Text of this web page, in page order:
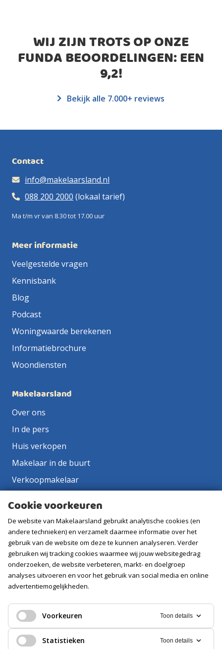
WIJ ZIJN TROTS OP ONZE
FUNDA BEOORDELINGEN: EEN
9,2!
Bekijk alle 7.000+ reviews
Contact
info@makelaarsland.nl
088 200 2000 (lokaal tarief)
Ma t/m vr van 8.30 tot 17.00 uur
Meer informatie
Veelgestelde vragen
Kennisbank
Blog
Podcast
Woningwaarde berekenen
Informatiebrochure
Woondiensten
Makelaarsland
Over ons
In de pers
Huis verkopen
Makelaar in de buurt
Verkoopmakelaar
Vacatures
Volg ons
Cookie voorkeuren
De website van Makelaarsland gebruikt analytische cookies (en
andere technieken) en verzamelt daarmee informatie over het
gebruik van de website om deze te kunnen analyseren. Verder
gebruiken wij tracking cookies waarmee wij jouw websitegedrag
onderzoeken, de website verbeteren, markt- en doelgroep
analyses uitvoeren en voor het gebruik van social media en online
advertentiemogelijkheden.
Voorkeuren Toon details
Statistieken Toon details